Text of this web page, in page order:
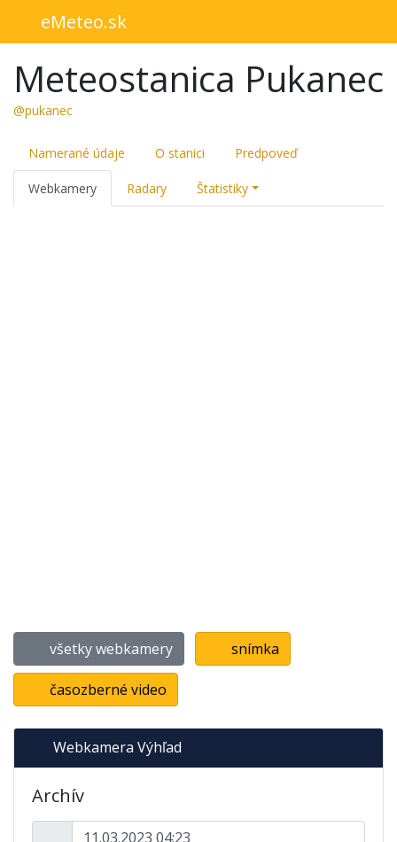
eMeteo.sk
Meteostanica Pukanec
@pukanec
Namerané údaje O stanici Predpoveď
Webkamery Radary Štatistiky
všetky webkamery snímka
časozberné video
Webkamera Výhľad
Archív